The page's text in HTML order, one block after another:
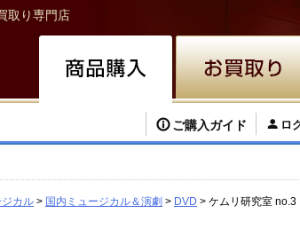
取り専門店
ご購入ガイド ロ
カル 国内ミュージカル＆演劇 DVD ケムリ研究室 no.3